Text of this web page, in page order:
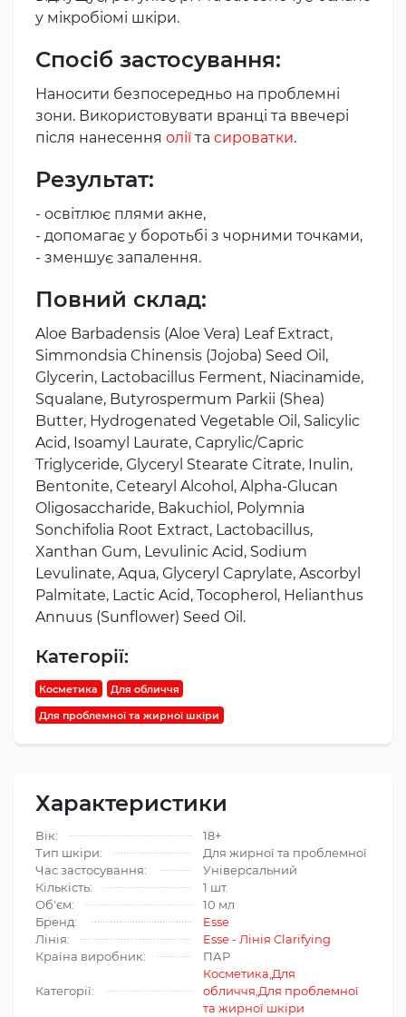
у мікробіомі шкіри.
Спосіб застосування:
Наносити безпосередньо на проблемні
зони. Використовувати вранці та ввечері
після нанесення олії та сироватки.
Результат:
- освітлює плями акне,
- допомагає у боротьбі з чорними точками,
- зменшує запалення.
Повний склад:
Aloe Barbadensis (Aloe Vera) Leaf Extract,
Simmondsia Chinensis (Jojoba) Seed Oil ,
Glycerin, Lactobacillus Ferment, Niacinamide,
Squalane, Butyrospermum Parkii (Shea)
Butter, Hydrogenated Vegetable Oil , Salicylic
Acid, Isoamyl Laurate, Caprylic/Capric
Triglyceride, Glyceryl Stearate Citrate, Inulin,
Bentonite, Cetearyl Alcohol , Alpha-Glucan
Oligosaccharide, Bakuchiol, Polymnia
Sonchifolia Root Extract, Lactobacillus,
Xanthan Gum, Levulinic Acid, Sodium
Levulinate, Aqua, Glyceryl Caprylate, Ascorbyl
Palmitate, Lactic Acid, Tocopherol , Helianthus
Annuus (Sunflower) Seed Oil.
Категорії:
Косметика Для обличчя
Для проблемної та жирної шкіри
Характеристики
Вік:
18+
Тип шкіри:
Для жирної та проблемної
Час застосування:
Універсальний
Кількість:
1 шт.
Об'єм:
10 мл
Бренд:
Esse
Лінія:
Esse - Лінія Clarifying
Країна виробник:
ПАР
Категорії:
Косметика,Для
обличчя,Для проблемної
та жирної шкіри